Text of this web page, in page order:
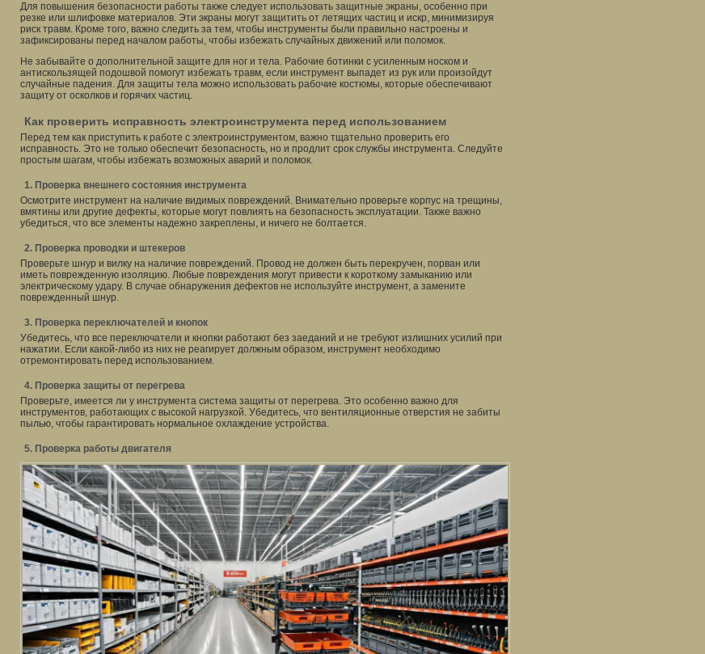
Для повышения безопасности работы также следует использовать защитные экраны, особенно при
резке или шлифовке материалов. Эти экраны могут защитить от летящих частиц и искр, минимизируя
риск травм. Кроме того, важно следить за тем, чтобы инструменты были правильно настроены и
зафиксированы перед началом работы, чтобы избежать случайных движений или поломок.
Не забывайте о дополнительной защите для ног и тела. Рабочие ботинки с усиленным носком и
антискользящей подошвой помогут избежать травм, если инструмент выпадет из рук или произойдут
случайные падения. Для защиты тела можно использовать рабочие костюмы, которые обеспечивают
защиту от осколков и горячих частиц.
Как проверить исправность электроинструмента перед использованием
Перед тем как приступить к работе с электроинструментом, важно тщательно проверить его
исправность. Это не только обеспечит безопасность, но и продлит срок службы инструмента. Следуйте
простым шагам, чтобы избежать возможных аварий и поломок.
1. Проверка внешнего состояния инструмента
Осмотрите инструмент на наличие видимых повреждений. Внимательно проверьте корпус на трещины,
вмятины или другие дефекты, которые могут повлиять на безопасность эксплуатации. Также важно
убедиться, что все элементы надежно закреплены, и ничего не болтается.
2. Проверка проводки и штекеров
Проверьте шнур и вилку на наличие повреждений. Провод не должен быть перекручен, порван или
иметь поврежденную изоляцию. Любые повреждения могут привести к короткому замыканию или
электрическому удару. В случае обнаружения дефектов не используйте инструмент, а замените
поврежденный шнур.
3. Проверка переключателей и кнопок
Убедитесь, что все переключатели и кнопки работают без заеданий и не требуют излишних усилий при
нажатии. Если какой-либо из них не реагирует должным образом, инструмент необходимо
отремонтировать перед использованием.
4. Проверка защиты от перегрева
Проверьте, имеется ли у инструмента система защиты от перегрева. Это особенно важно для
инструментов, работающих с высокой нагрузкой. Убедитесь, что вентиляционные отверстия не забиты
пылью, чтобы гарантировать нормальное охлаждение устройства.
5. Проверка работы двигателя